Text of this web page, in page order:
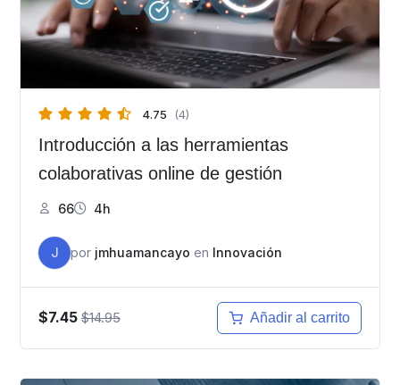
4.75 (4)
Introducción a las herramientas
colaborativas online de gestión
66 4h
J por jmhuamancayo en Innovación
$7.45 $14.95 Añadir al carrito